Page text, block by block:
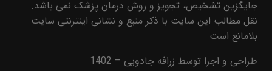
جایگزین تشخیص، تجویز و روش درمان پزشک نمی باشد.
نقل مطالب این سایت با ذکر منبع و نشانی اینترنتی سایت
بلامانع است
طراحی و اجرا توسط زرافه جادویی – 1402